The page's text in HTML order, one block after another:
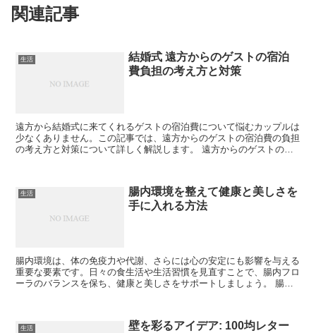
関連記事
生活
結婚式 遠方からのゲストの宿泊
費負担の考え方と対策
遠方から結婚式に来てくれるゲストの宿泊費について悩むカップルは
少なくありません。この記事では、遠方からのゲストの宿泊費の負担
の考え方と対策について詳しく解説します。 遠方からのゲストの宿
生活
腸内環境を整えて健康と美しさを
手に入れる方法
腸内環境は、体の免疫力や代謝、さらには心の安定にも影響を与える
重要な要素です。日々の食生活や生活習慣を見直すことで、腸内フロ
ーラのバランスを保ち、健康と美しさをサポートしましょう。 腸内
生活
壁を彩るアイデア: 100均レター